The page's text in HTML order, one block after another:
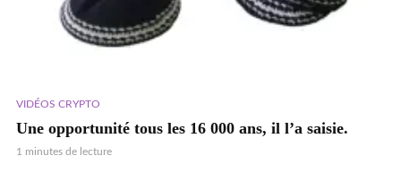
VIDÉOS CRYPTO
Une opportunité tous les 16 000 ans, il l’a saisie.
1 minutes de lecture